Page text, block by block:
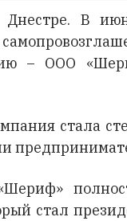
Днестре. В
– ООО
стала
стал